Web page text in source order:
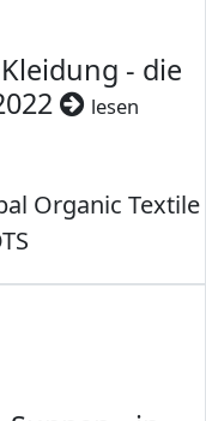
- die
lesen
Organic Textile